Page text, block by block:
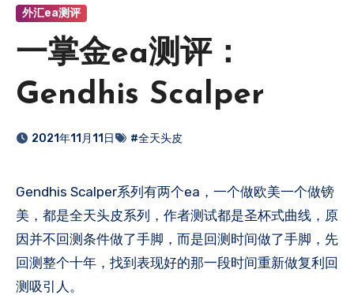
外汇ea测评
一掌金ea测评：
Gendhis Scalper
2021年11月11日 #全天头皮
Gendhis Scalper系列有两个ea，一个做欧美一个做镑
美，都是全天头皮系列，作者测试都是圣杯式曲线，原
因并不回测条件做了手脚，而是回测时间做了手脚，先
回测整个十年，找到表现好的那一段时间重新做复利回
测吸引人。